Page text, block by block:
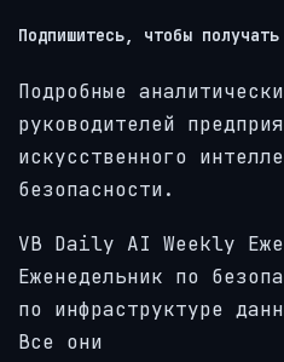
Подпишитесь, чтобы
Подробные
руководителей
искусственного
безопасности.
VB Daily AI Weekly
Еженедельник по
по инфраструктуре
Все они